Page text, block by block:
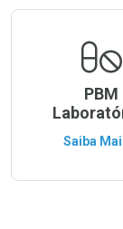
PBM
Saiba